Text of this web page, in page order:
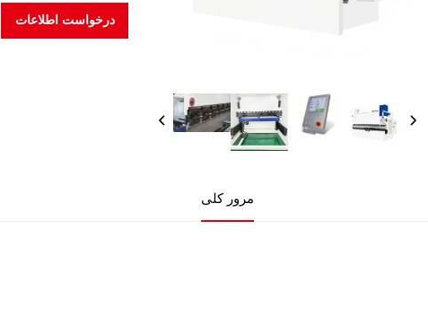
درخواست اطلاعات
مرور کلی